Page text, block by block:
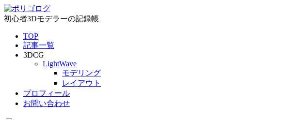
初心者3Dモデラーの記録帳
TOP
記事一覧
3DCG
LightWave
モデリング
レイアウト
プロフィール
お問い合わせ